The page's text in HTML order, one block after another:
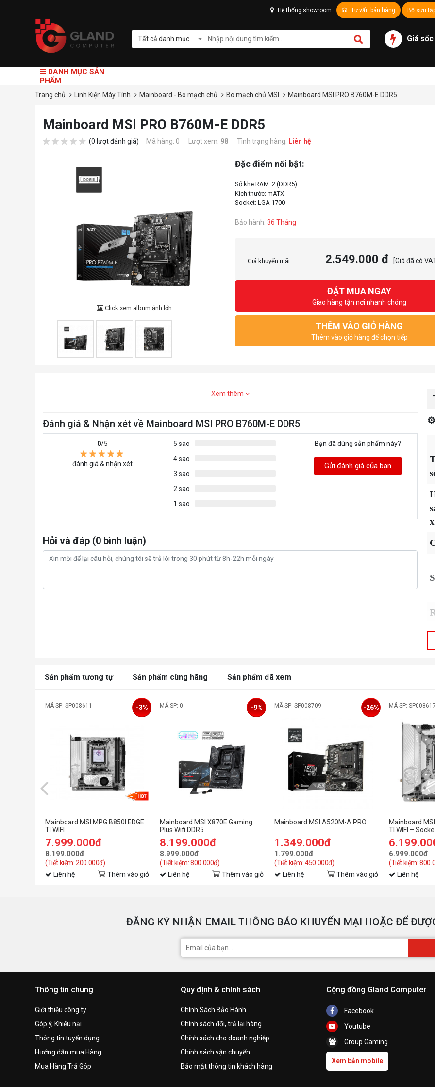
Hệ thống showroom Tư vấn bán hàng Bộ sưu
Tất cả danh mục Giá sốc
DANH MỤC SẢN
PHẨM
Trang chủ Linh Kiện Máy Tính Mainboard - Bo mạch chủ Bo mạch chủ MSI Mainboard MSI PRO B760M-E DDR5
Mainboard MSI PRO B760M-E DDR5
(0 lượt đánh giá) Mã hàng: 0 Lượt xem: 98 Tình trạng hàng: Liên hệ
Click xem album ảnh lớn
Đặc điểm nổi bật:
Số khe RAM: 2 (DDR5)
Kích thước: mATX
Bảo hành: 36 Tháng
Giá khuyến mãi: 2.549.000 đ [Giá đã có
ĐẶT MUA NGAY
Giao hàng tận nơi nhanh chóng
THÊM VÀO GIỎ HÀNG
Thêm vào giỏ hàng để chọn tiếp
Xem thêm
Đánh giá & Nhận xét về Mainboard MSI PRO B760M-E DDR5
0/5
đánh giá & nhận xét
5 sao
4 sao
3 sao
2 sao
1 sao
Bạn đã dùng sản phẩm này?
Gửi đánh giá của bạn
Hỏi và đáp (0 bình luận)
⚙
Sản phẩm tương tự Sản phẩm cùng hãng Sản phẩm đã xem
MÃ SP: SP008611
Mainboard MSI MPG B850I EDGE
TI WIFI
7.999.000đ
8.199.000đ
(Tiết kiệm: 200.000đ)
-3%
Liên hệ Thêm vào giỏ
MÃ SP: 0
Mainboard MSI X870E Gaming
Plus Wifi DDR5
8.199.000đ
8.999.000đ
(Tiết kiệm: 800.000đ)
-9%
Liên hệ Thêm vào giỏ
MÃ SP: SP008709
Mainboard MSI A520M-A PRO
1.349.000đ
1.799.000đ
(Tiết kiệm: 450.000đ)
-26%
Liên hệ Thêm vào giỏ
MÃ SP: SP008617
Mainboard
TI WIFI –
6.999.000đ
(Tiết kiệm:
Liên hệ
ĐĂNG KÝ NHẬN EMAIL THÔNG BÁO KHUYẾN MẠI HOẶC ĐỂ
Thông tin chung
Giới thiệu công ty
Góp ý, Khiếu nại
Thông tin tuyển dụng
Hướng dẫn mua Hàng
Mua Hàng Trả Góp
Quy định & chính sách
Chính Sách Bảo Hành
Chính sách đổi, trả lại hàng
Chính sách cho doanh nghiệp
Chính sách vận chuyển
Bảo mật thông tin khách hàng
Cộng đồng Gland Computer
Facebook
Youtube
Group Gaming
Xem bản mobile